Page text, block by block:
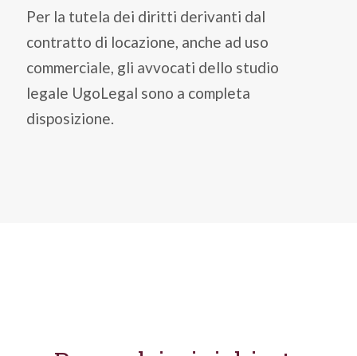
Per la tutela dei diritti derivanti dal
contratto di locazione, anche ad uso
commerciale, gli avvocati dello studio
legale UgoLegal sono a completa
disposizione.